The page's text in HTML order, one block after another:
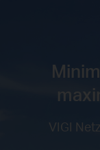
VIGI